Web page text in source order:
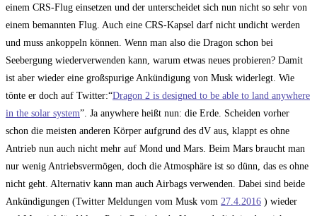
einem CRS-Flug einsetzen und der unterscheidet sich nun nicht so sehr von
einem bemannten Flug. Auch eine CRS-Kapsel darf nicht undicht werden
und muss ankoppeln können. Wenn man also die Dragon schon bei
Seebergung wiederverwenden kann, warum etwas neues probieren? Damit
ist aber wieder eine großspurige Ankündigung von Musk widerlegt. Wie
tönte er doch auf Twitter:“Dragon 2 is designed to be able to land anywhere
in the solar system”. Ja anywhere heißt nun: die Erde. Scheiden vorher
schon die meisten anderen Körper aufgrund des dV aus, klappt es ohne
Antrieb nun auch nicht mehr auf Mond und Mars. Beim Mars braucht man
nur wenig Antriebsvermögen, doch die Atmosphäre ist so dünn, das es ohne
nicht geht. Alternativ kann man auch Airbags verwenden. Dabei sind beide
Ankündigungen (Twitter Meldungen vom Musk vom 27.4.2016 ) wieder